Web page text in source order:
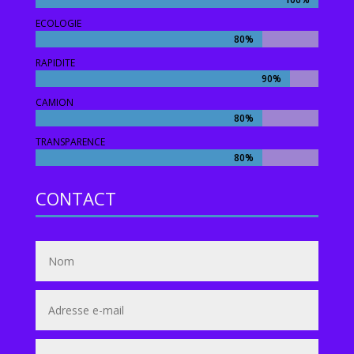
ECOLOGIE
80%
80%
RAPIDITE
90%
90%
CAMION
80%
80%
TRANSPARENCE
80%
80%
CONTACT